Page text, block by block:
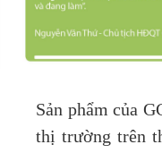
Sản phẩm của
thị trường trên